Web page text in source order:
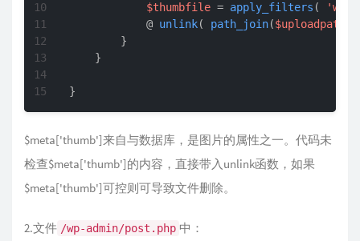
$thumbfile = apply_filters (
            @
unlink( path_join($uploadpath
        }
    }
}
$meta['thumb']来自与数据库，是图片的属性之一。代码未
检查$meta['thumb']的内容，直接带入unlink函数，如果
$meta['thumb']可控则可导致文件删除。
2.文件 /wp-admin/post.php 中：